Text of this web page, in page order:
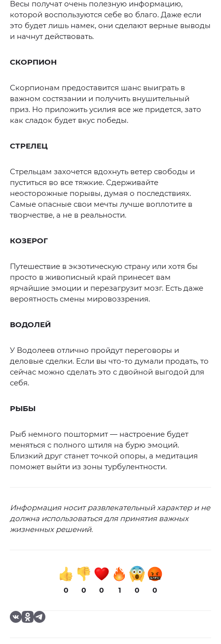
Весы получат очень полезную информацию,
которой воспользуются себе во благо. Даже если
это будет лишь намек, они сделают верные выводы
и начнут действовать.
СКОРПИОН
Скорпионам предоставится шанс выиграть в
важном состязании и получить внушительный
приз. Но приложить усилия все же придется, зато
как сладок будет вкус победы.
СТРЕЛЕЦ
Стрельцам захочется вдохнуть ветер свободы и
пуститься во все тяжкие. Сдерживайте
неосторожные порывы, думая о последствиях.
Самые опасные свои мечты лучше воплотите в
творчестве, а не в реальности.
КОЗЕРОГ
Путешествие в экзотическую страну или хотя бы
просто в живописный край принесет вам
ярчайшие эмоции и перезагрузит мозг. Есть даже
вероятность смены мировоззрения.
ВОДОЛЕЙ
У Водолеев отлично пройдут переговоры и
деловые сделки. Если вы что-то думали продать, то
сейчас можно сделать это с двойной выгодой для
себя.
РЫБЫ
Рыб немного поштормит — настроение будет
меняться с полного штиля на бурю эмоций.
Близкий друг станет точкой опоры, а медитация
поможет выйти из зоны турбулентности.
Информация носит развлекательный характер и не
должна использоваться для принятия важных
жизненных решений.
0 0 0 1 0 0